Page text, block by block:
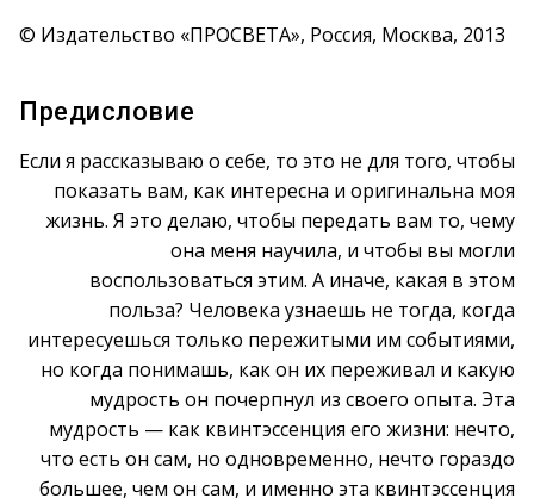
© Издательство «ПРОСВЕТА», Россия, Москва, 2013
Предисловие
Если я рассказываю о себе, то это не для того, чтобы
показать вам, как интересна и оригинальна моя
жизнь. Я это делаю, чтобы передать вам то, чему
она меня научила, и чтобы вы могли
воспользоваться этим. А иначе, какая в этом
польза? Человека узнаешь не тогда, когда
интересуешься только пережитыми им событиями,
но когда понимашь, как он их переживал и какую
мудрость он почерпнул из своего опыта. Эта
мудрость — как квинтэссенция его жизни: нечто,
что есть он сам, но одновременно, нечто гораздо
большее, чем он сам, и именно эта квинтэссенция